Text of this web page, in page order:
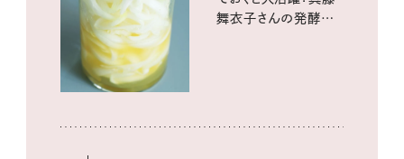
舞衣子さんの発酵と